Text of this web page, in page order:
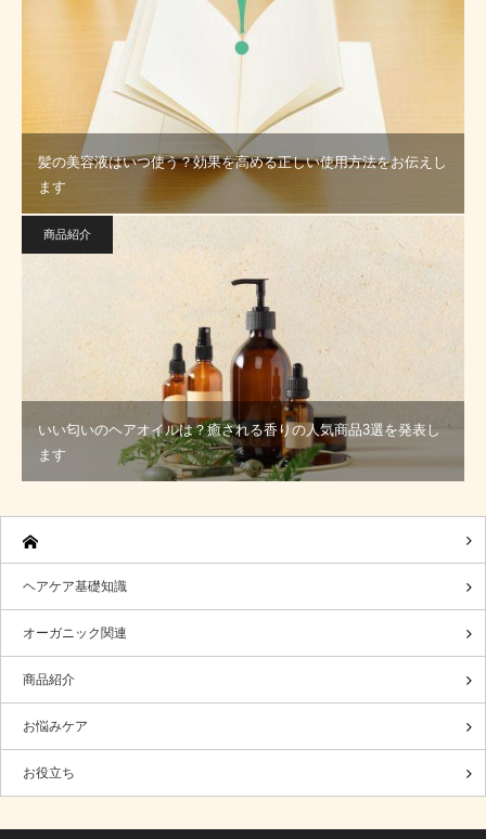
髪の美容液はいつ使う？効果を高める正しい使用方法をお伝えし
ます
商品紹介
いい匂いのヘアオイルは？癒される香りの人気商品3選を発表し
ます
ヘアケア基礎知識
オーガニック関連
商品紹介
お悩みケア
お役立ち